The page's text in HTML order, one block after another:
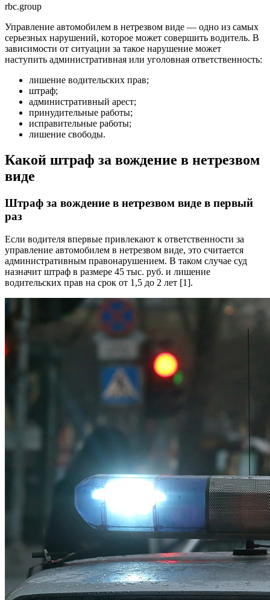
rbc.group
Управление автомобилем в нетрезвом виде — одно из самых
серьезных нарушений, которое может совершить водитель. В
зависимости от ситуации за такое нарушение может
наступить административная или уголовная ответственность:
лишение водительских прав;
штраф;
административный арест;
принудительные работы;
исправительные работы;
лишение свободы.
Какой штраф за вождение в нетрезвом
виде
Штраф за вождение в нетрезвом виде в первый
раз
Если водителя впервые привлекают к ответственности за
управление автомобилем в нетрезвом виде, это считается
административным правонарушением. В таком случае суд
назначит штраф в размере 45 тыс. руб. и лишение
водительских прав на срок от 1,5 до 2 лет [1].